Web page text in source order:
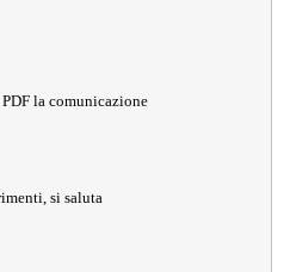
la comunicazione
si saluta